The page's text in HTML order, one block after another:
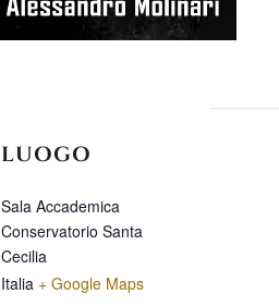
LUOGO
Sala Accademica
Conservatorio Santa
Cecilia
Italia + Google Maps